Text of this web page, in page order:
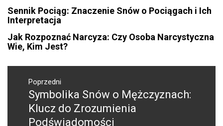
Sennik Pociąg: Znaczenie Snów o Pociągach i Ich
Interpretacja
Jak Rozpoznać Narcyza: Czy Osoba Narcystyczna
Wie, Kim Jest?
Nawigacja
wpisuPoprzedni
Poprzedni
wpis:
Symbolika Snów o Mężczyznach:
Klucz do Zrozumienia
Podświadomości